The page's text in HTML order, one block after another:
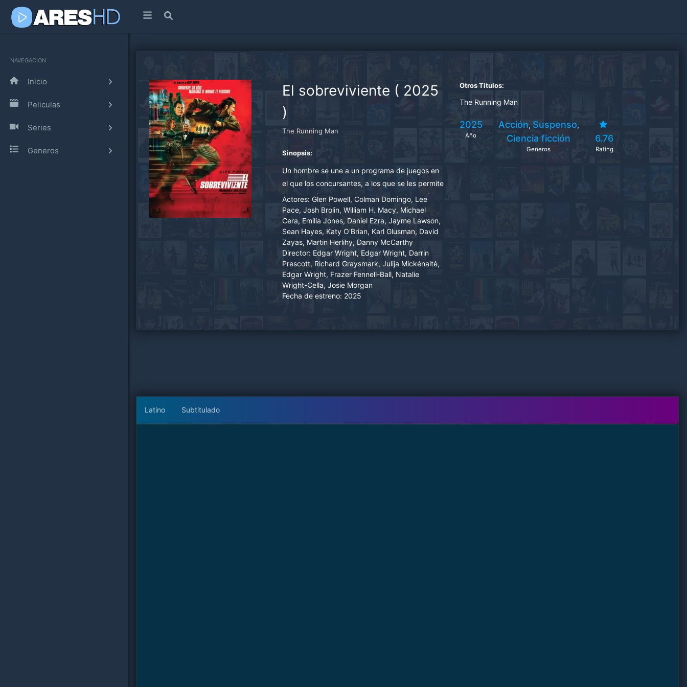
NAVEGACION
Inicio
Peliculas
Series
Generos
El sobreviviente ( 2025
)
The Running Man
Sinopsis:
Un hombre se une a un programa de juegos en
el que los concursantes, a los que se les permite
ir a cualquier parte del mundo, son perseguidos
por cazadores empleados para matarlos.
Actores: Glen Powell, Colman Domingo, Lee
Pace, Josh Brolin, William H. Macy, Michael
Cera, Emilia Jones, Daniel Ezra, Jayme Lawson,
Sean Hayes, Katy O'Brian, Karl Glusman, David
Zayas, Martin Herlihy, Danny McCarthy
Director: Edgar Wright, Edgar Wright, Darrin
Prescott, Richard Graysmark, Julija Mickėnaitė,
Edgar Wright, Frazer Fennell-Ball, Natalie
Wright-Cella, Josie Morgan
Fecha de estreno: 2025
Otros Titulos:
The Running Man
2025
Año
Acción, Suspenso,
Ciencia ficción
Generos
6.76
Rating
Latino Subtitulado